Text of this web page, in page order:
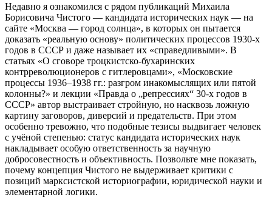
Недавно я ознакомился с рядом публикаций Михаила
Борисовича Чистого — кандидата исторических наук — на
сайте «Москва — город солнца», в которых он пытается
доказать «реальную основу» политических процессов 1930‑х
годов в СССР и даже называет их «справедливыми». В
статьях «О сговоре троцкистско‑бухаринских
контрреволюционеров с гитлеровцами», «Московские
процессы 1936–1938 гг.: разгром инакомыслящих или пятой
колонны?» и лекции «Правда о „репрессиях“ 30‑х годов в
СССР» автор выстраивает стройную, но насквозь ложную
картину заговоров, диверсий и предательств. При этом
особенно тревожно, что подобные тезисы выдвигает человек
с учёной степенью: статус кандидата исторических наук
накладывает особую ответственность за научную
добросовестность и объективность. Позвольте мне показать,
почему концепция Чистого не выдерживает критики с
позиций марксистской историографии, юридической науки и
элементарной логики.